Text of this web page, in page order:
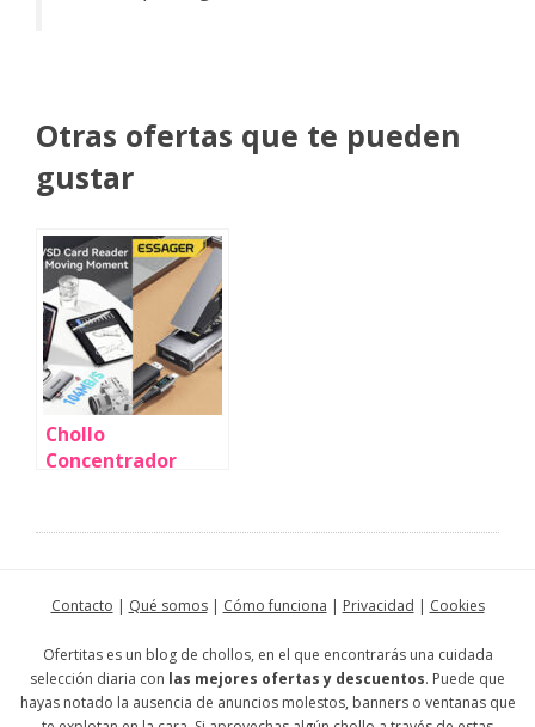
Otras ofertas que te pueden
gustar
Chollo
Concentrador
4K por sólo 19,79€
Contacto | Qué somos| Cómo funciona | Privacidad | Cookies
Ofertitas es un blog de chollos, en el que encontrarás una cuidada
selección diaria con las mejores ofertas y descuentos. Puede que
hayas notado la ausencia de anuncios molestos, banners o ventanas que